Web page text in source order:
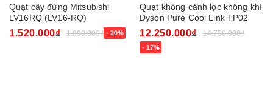
Quạt cây đứng Mitsubishi
LV16RQ (LV16-RQ)
1.520.000₫ 1.890.000₫ - 20%
Quạt không cánh lọc không khí
Dyson Pure Cool Link TP02
12.250.000₫ 14.700.000₫
- 17%